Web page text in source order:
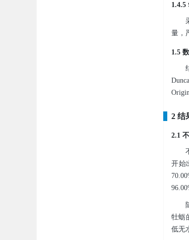
1.4.5
量，
1.5
2 结
2.1
开始
牡蛎
低无